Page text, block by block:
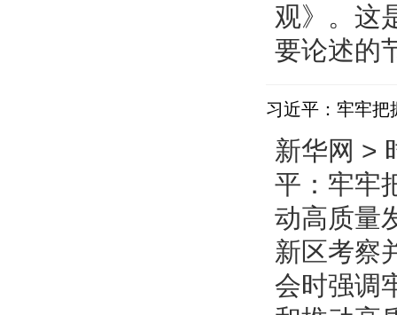
观》。这
要论述
习近平：牢牢把
新华网 >
平：牢牢
动高质量
新区考察
会时强调